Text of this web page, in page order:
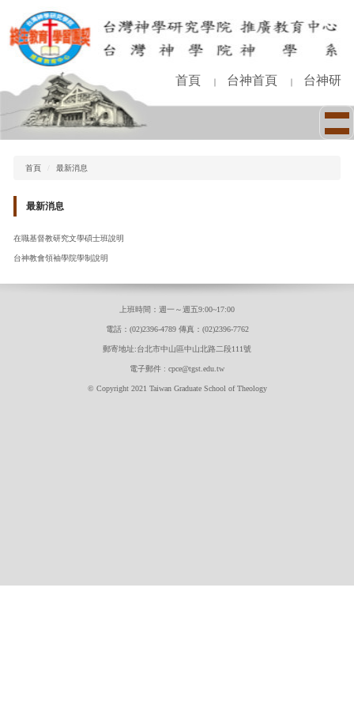
到
主
容
區
首頁 ｜ 台神首頁 ｜ 台神研
首頁 最新消息
最新消息
在職基督教研究文學碩士班說明
台神教會領袖學院學制說明
上班時間：週一～週五9:00~17:00
電話：(02)2396-4789 傳真：(02)2396-7762
郵寄地址:台北市中山區中山北路二段111號
電子郵件 : cpce@tgst.edu.tw
© Copyright 2021 Taiwan Graduate School of Theology